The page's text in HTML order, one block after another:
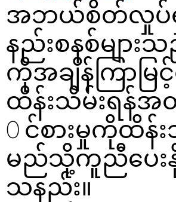
အဘယ်စိတ်လှုပ်ရှ
နည်းစနစ်များ
ကိုအချိန်ကြာမြ
ထိန်းသိမ်းရန်
0 င်စားမှုကိုထိန်
မည်သို့ကူညီပေး
သနည်း။